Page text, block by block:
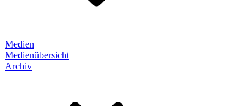
Medien
Medienübersicht
Archiv